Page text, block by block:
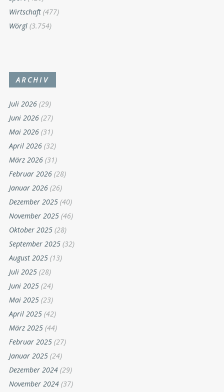
Wirtschaft (477)
Wörgl (3.754)
ARCHIV
Juli 2026 (29)
Juni 2026 (27)
Mai 2026 (31)
April 2026 (32)
März 2026 (31)
Februar 2026 (28)
Januar 2026 (26)
Dezember 2025 (40)
November 2025 (46)
Oktober 2025 (28)
September 2025 (32)
August 2025 (13)
Juli 2025 (28)
Juni 2025 (24)
Mai 2025 (23)
April 2025 (42)
März 2025 (44)
Februar 2025 (27)
Januar 2025 (24)
Dezember 2024 (29)
November 2024 (37)